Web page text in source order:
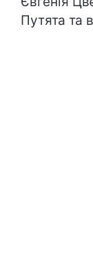
Путята та